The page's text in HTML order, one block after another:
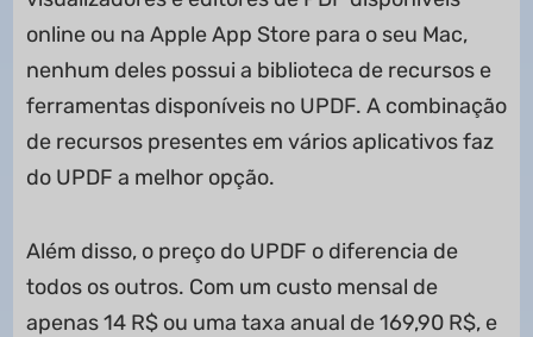
online ou na Apple App Store para o seu Mac,
nenhum deles possui a biblioteca de recursos e
ferramentas disponíveis no UPDF. A combinação
de recursos presentes em vários aplicativos faz
do UPDF a melhor opção.
Além disso, o preço do UPDF o diferencia de
todos os outros. Com um custo mensal de
apenas 14 R$ ou uma taxa anual de 169,90 R$, e